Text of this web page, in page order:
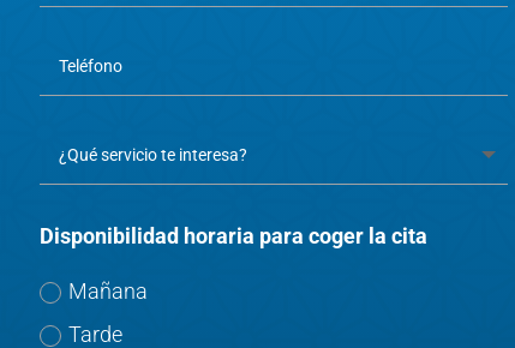
Disponibilidad horaria para coger la cita
Mañana
Tarde